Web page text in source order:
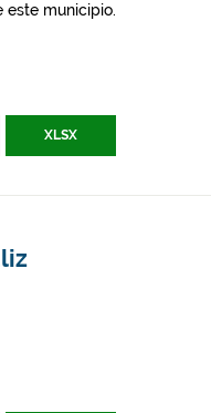
este municipio.
XLSX